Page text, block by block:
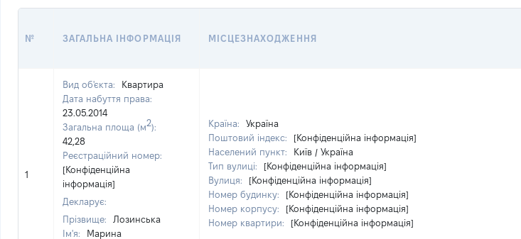
№ ЗАГАЛЬНА ІНФОРМАЦІЯ МІСЦЕЗНАХОДЖЕННЯ
1
Вид об'єкта:
Квартира
Дата набуття права:
23.05.2014
Загальна площа (м2):
42,28
Реєстраційний номер:
[Конфіденційна
інформація]
Декларує:
Прізвище:
Лозинська
Ім'я:
Марина
Країна:
Україна
Поштовий індекс:
[Конфіденційна інформація]
Населений пункт:
Київ / Україна
Тип вулиці:
[Конфіденційна інформація]
Вулиця:
[Конфіденційна інформація]
Номер будинку:
[Конфіденційна інформація]
Номер корпусу:
[Конфіденційна інформація]
Номер квартири:
[Конфіденційна інформація]